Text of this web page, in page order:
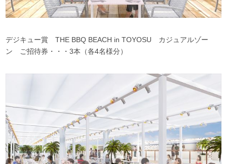
デジキュー賞 THE BBQ BEACH in TOYOSU カジュアルゾー
ン ご招待券・・・3本（各4名様分）